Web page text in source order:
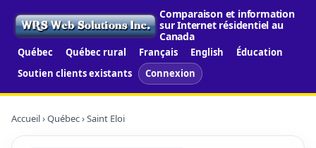
Comparaison et information
sur Internet résidentiel au
Canada
Québec Québec rural Français English
Éducation
Soutien clients existants
Connexion
Accueil›Québec› Saint Eloi